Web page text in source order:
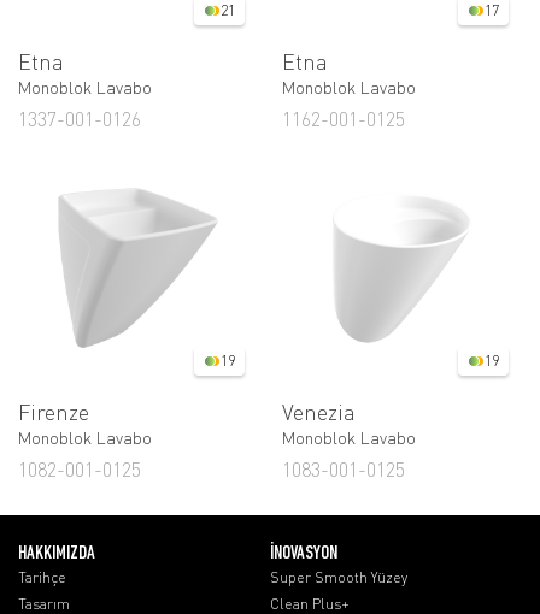
21
Etna
Monoblok Lavabo
1337-001-0126
17
Etna
Monoblok Lavabo
1162-001-0125
19
Firenze
Monoblok Lavabo
1082-001-0125
19
Venezia
Monoblok Lavabo
1083-001-0125
HAKKIMIZDA
Tarihçe
Tasarım
İNOVASYON
Super Smooth Yüzey
Clean Plus+